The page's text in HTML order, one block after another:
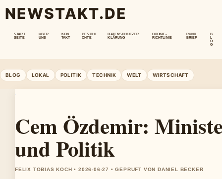
NEWSTAKT.DE
START
SEITE
ÜBER
UNS
KON
TAKT
GESCHI
CHTE
DATENSCHUTZER
KLÄRUNG
COOKIE-
RICHTLINIE
RUND
BRIEF
B
O
G
BLOG LOKAL POLITIK TECHNIK WELT WIRTSCHAFT
Cem Özdemir:
und Politik
FELIX TOBIAS KOCH • 2026-06-27 • GEPRUFT VON DANIEL BECKER